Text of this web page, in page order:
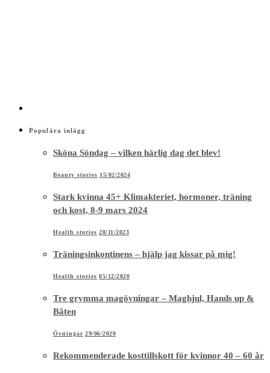
Populära inlägg
Sköna Söndag – vilken härlig dag det blev!
Beauty stories 15/02/2024
Stark kvinna 45+ Klimakteriet, hormoner, träning
och kost, 8-9 mars 2024
Health stories 28/11/2023
Träningsinkontinens – hjälp jag kissar på mig!
Health stories 05/12/2020
Tre grymma magövningar – Maghjul, Hands up &
Båten
Övningar 29/06/2020
Rekommenderade kosttillskott för kvinnor 40 – 60 år